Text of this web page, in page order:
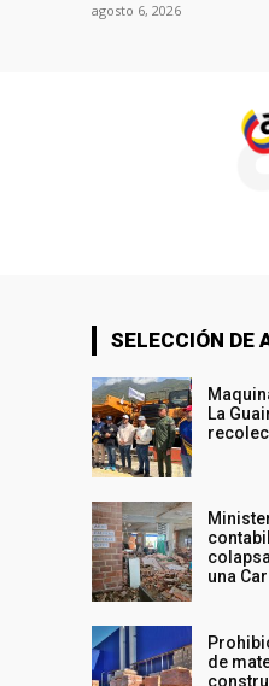
agosto 6, 2026
SELECCIÓN DE
La
una
de